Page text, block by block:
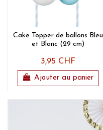
Cake Topper de ballons Bleu
et Blanc (29 cm)
3,95 CHF
Ajouter au panier